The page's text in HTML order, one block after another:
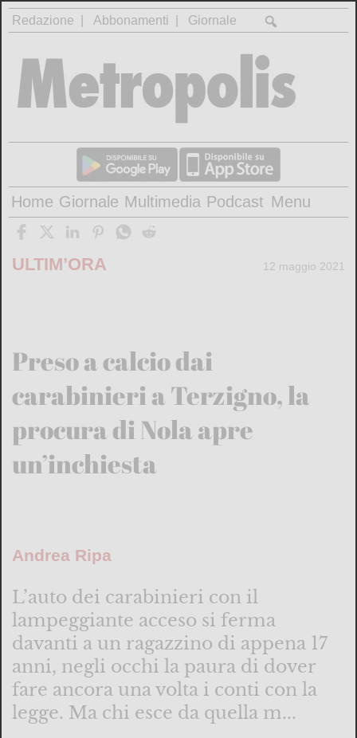
Redazione Abbonamenti Giornale
Home Giornale Multimedia Podcast Menu
ULTIM’ORA 12 maggio 2021
Preso a calcio dai
carabinieri a Terzigno, la
procura di Nola apre
un’inchiesta
Andrea Ripa
L’auto dei carabinieri con il
lampeggiante acceso si ferma
davanti a un ragazzino di appena 17
anni, negli occhi la paura di dover
fare ancora una volta i conti con la
legge. Ma chi esce da quella m...